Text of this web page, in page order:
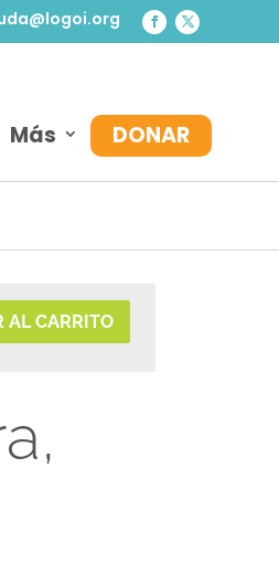
Más DONAR
AL CARRITO